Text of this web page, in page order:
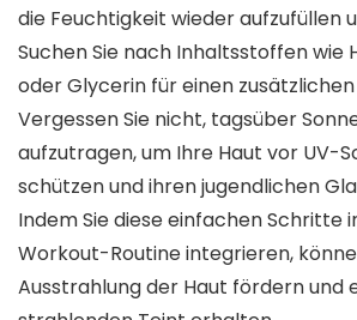
die Feuchtigkeit wieder aufzufüllen
Suchen Sie nach Inhaltsstoffen wie
oder Glycerin für einen zusätzlichen
Vergessen Sie nicht, tagsüber
aufzutragen, um Ihre Haut vor UV-
schützen und ihren jugendlichen
Indem Sie diese einfachen Schritte
Workout-Routine integrieren,
Ausstrahlung der Haut fördern und